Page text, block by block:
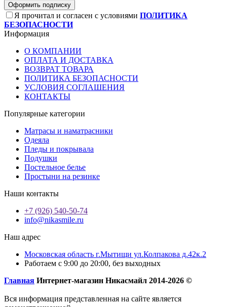
Оформить подписку
Я прочитал и согласен с условиями ПОЛИТИКА
БЕЗОПАСНОСТИ
Информация
О КОМПАНИИ
ОПЛАТА И ДОСТАВКА
ВОЗВРАТ ТОВАРА
ПОЛИТИКА БЕЗОПАСНОСТИ
УСЛОВИЯ СОГЛАШЕНИЯ
КОНТАКТЫ
Популярные категории
Матрасы и наматрасники
Одеяла
Пледы и покрывала
Подушки
Постельное белье
Простыни на резинке
Наши контакты
+7 (926) 540-50-74
info@nikasmile.ru
Наш адрес
Московская область г.Мытищи ул.Колпакова д.42к.2
Работаем с 9:00 до 20:00, без выходных
Главная Интернет-магазин Никасмайл 2014-2026 ©
Вся информация представленная на сайте является